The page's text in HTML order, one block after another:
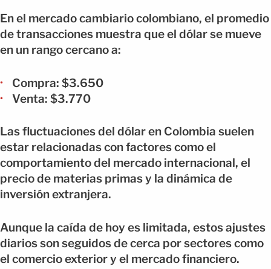
En el mercado cambiario colombiano, el promedio
de transacciones muestra que el dólar se mueve
en un rango cercano a:
Compra: $3.650
Venta: $3.770
Las fluctuaciones del dólar en Colombia suelen
estar relacionadas con factores como el
comportamiento del mercado internacional, el
precio de materias primas y la dinámica de
inversión extranjera.
Aunque la caída de hoy es limitada, estos ajustes
diarios son seguidos de cerca por sectores como
el comercio exterior y el mercado financiero.